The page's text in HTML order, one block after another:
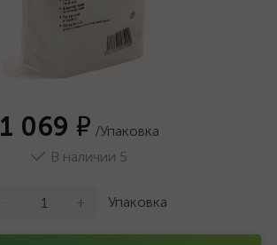
1 069 ₽ /Упаковка
В наличии 5
+ Упаковка